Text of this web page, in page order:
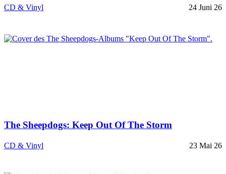
CD & Vinyl 24 Juni 26
The Sheepdogs: Keep Out Of The Storm
CD & Vinyl 23 Mai 26